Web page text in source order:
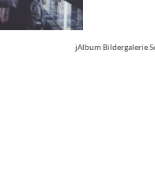
jAlbum Bildergalerie